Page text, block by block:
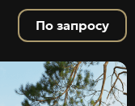
По запросу